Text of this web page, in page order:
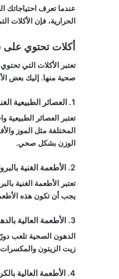
عندما تعرف احتياجاتك
الحرارية، فإن الأكلات
أكلات تحتوي
تعتبر الأكلات التي
صحية منها. إليك بعض
1. العصائر الطبيعية الغنية بالفواكه
تعتبر العصائر
المختلفة مثل الموز
الوزن بشكل صحي.
2. الأطعمة الغنية بالبروتين
تعتبر الأطعمة الغنية
يجب أن تكون هذه
3. الأطعمة العالية بالدهون الصحية
الدهون الصحية تلعب
زيت الزيتون والمكسرات
4. الأطعمة العالية بالكربوهيدرات